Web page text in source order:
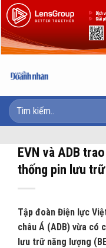
Skip
to
content
EVN và ADB
thống pin lưu
Tập đoàn Điện lực
châu Á (ADB) vừa có
lưu trữ năng lượng